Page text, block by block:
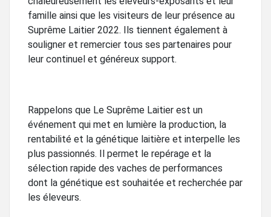
famille ainsi que les visiteurs de leur présence au
Suprême Laitier 2022. Ils tiennent également à
souligner et remercier tous ses partenaires pour
leur continuel et généreux support.
Rappelons que Le Suprême Laitier est un
événement qui met en lumière la production, la
rentabilité et la génétique laitière et interpelle les
plus passionnés. Il permet le repérage et la
sélection rapide des vaches de performances
dont la génétique est souhaitée et recherchée par
les éleveurs.